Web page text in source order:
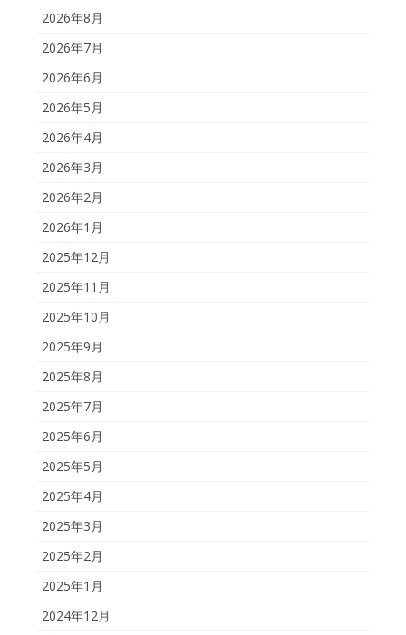
2026年8月
2026年7月
2026年6月
2026年5月
2026年4月
2026年3月
2026年2月
2026年1月
2025年12月
2025年11月
2025年10月
2025年9月
2025年8月
2025年7月
2025年6月
2025年5月
2025年4月
2025年3月
2025年2月
2025年1月
2024年12月